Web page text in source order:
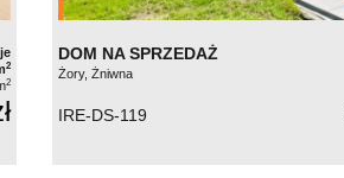
2
2
DOM NA SPRZEDAŻ
Żory, Żniwna
IRE-DS-119